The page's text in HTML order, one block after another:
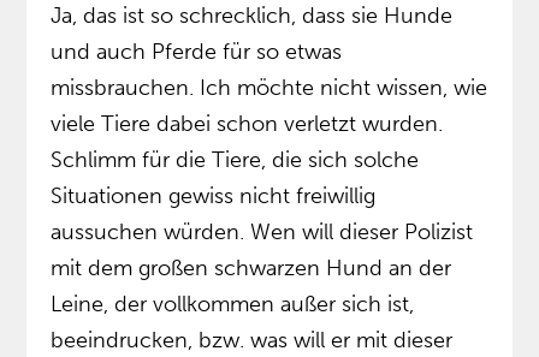
Ja, das ist so schrecklich, dass sie Hunde
und auch Pferde für so etwas
missbrauchen. Ich möchte nicht wissen, wie
viele Tiere dabei schon verletzt wurden.
Schlimm für die Tiere, die sich solche
Situationen gewiss nicht freiwillig
aussuchen würden. Wen will dieser Polizist
mit dem großen schwarzen Hund an der
Leine, der vollkommen außer sich ist,
beeindrucken, bzw. was will er mit dieser